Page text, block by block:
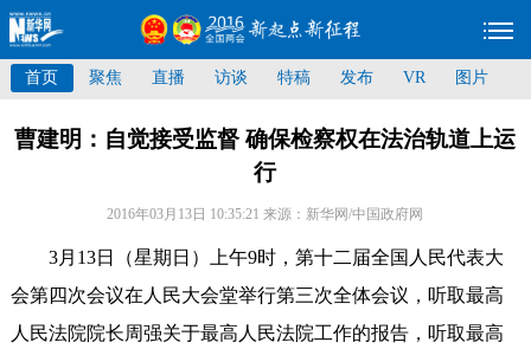
首页 聚焦 直播 访谈 特稿 发布 VR 图片
曹建明：自觉接受监督 确保检察权在法治轨道上运
行
2016年03月13日 10:35:21来源：新华网/中国政府网
3月13日（星期日）上午9时，第十二届全国人民代表大
会第四次会议在人民大会堂举行第三次全体会议，听取最高
人民法院院长周强关于最高人民法院工作的报告，听取最高